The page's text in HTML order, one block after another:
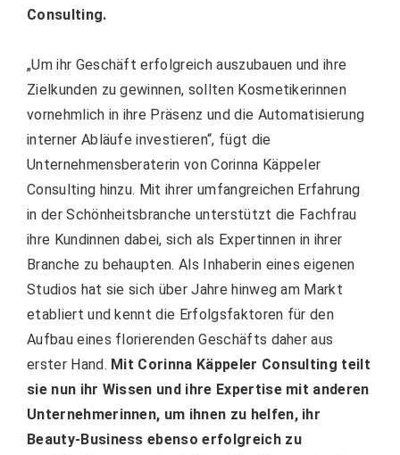
Consulting.
„Um ihr Geschäft erfolgreich auszubauen und ihre
Zielkunden zu gewinnen, sollten Kosmetikerinnen
vornehmlich in ihre Präsenz und die Automatisierung
interner Abläufe investieren“, fügt die
Unternehmensberaterin von Corinna Käppeler
Consulting hinzu. Mit ihrer umfangreichen Erfahrung
in der Schönheitsbranche unterstützt die Fachfrau
ihre Kundinnen dabei, sich als Expertinnen in ihrer
Branche zu behaupten. Als Inhaberin eines eigenen
Studios hat sie sich über Jahre hinweg am Markt
etabliert und kennt die Erfolgsfaktoren für den
Aufbau eines florierenden Geschäfts daher aus
erster Hand. Mit Corinna Käppeler Consulting teilt
sie nun ihr Wissen und ihre Expertise mit anderen
Unternehmerinnen, um ihnen zu helfen, ihr
Beauty-Business ebenso erfolgreich zu